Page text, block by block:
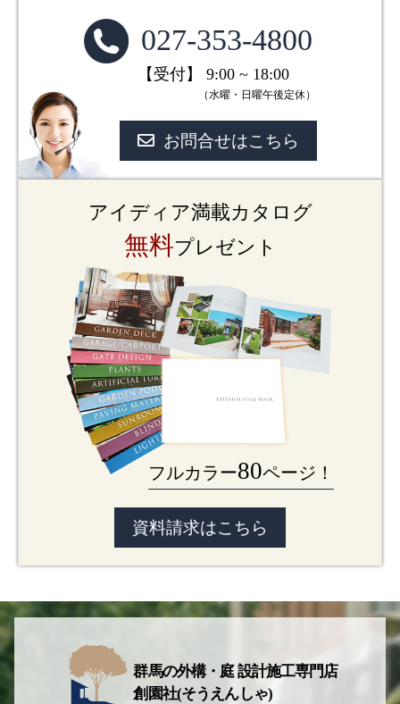
027-353-4800
【受付】 9:00 ~ 18:00
（水曜・日曜午後定休）
お問合せはこちら
アイディア満載カタログ
無料プレゼント
フルカラー80ページ！
資料請求はこちら
群馬の外構・庭 設計施工専門店
創園社(そうえんしゃ)